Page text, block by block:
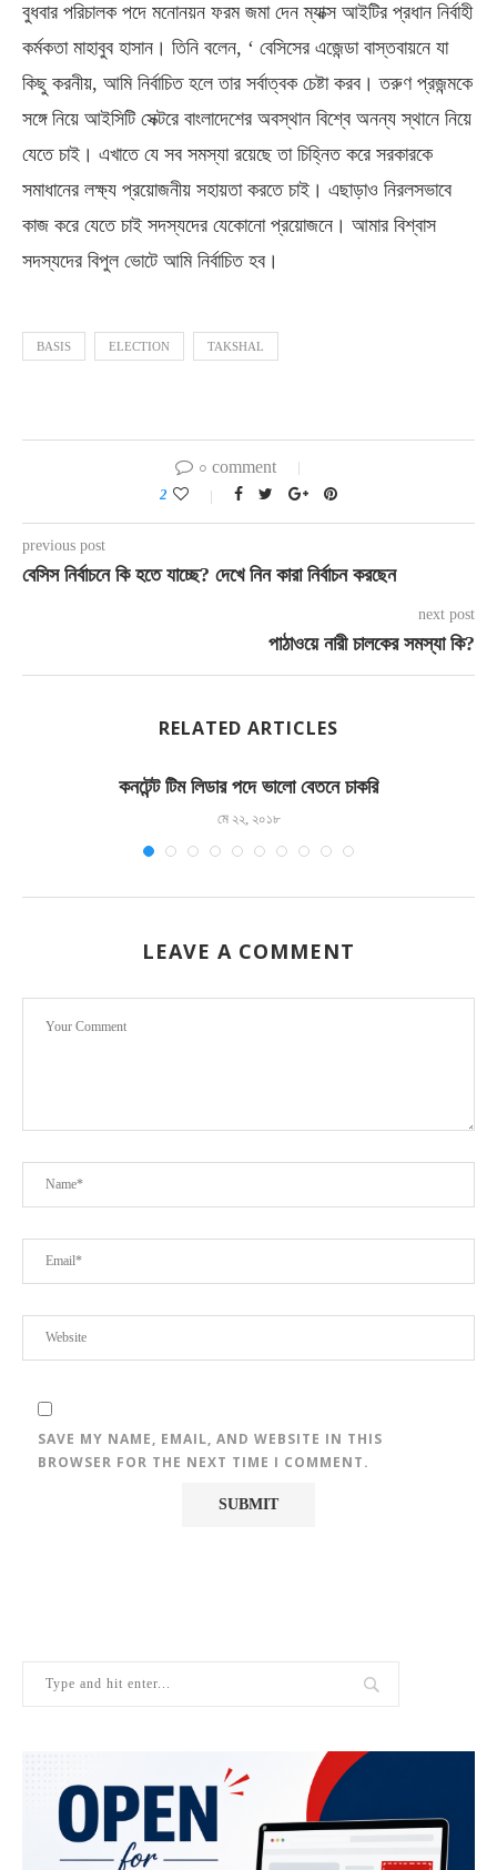
বুধবার পরিচালক পদে মনোনয়ন ফরম জমা দেন ম্যাক্স আইটির প্রধান নির্বাহী
কর্মকতা মাহাবুব হাসান। তিনি বলেন, ‘ বেসিসের এজেন্ডা বাস্তবায়নে যা
কিছু করনীয়, আমি নির্বাচিত হলে তার সর্বাত্বক চেষ্টা করব। তরুণ প্রজন্মকে
সঙ্গে নিয়ে আইসিটি সেক্টরে বাংলাদেশের অবস্থান বিশ্বে অনন্য স্থানে নিয়ে
যেতে চাই। এখাতে যে সব সমস্যা রয়েছে তা চিহ্নিত করে সরকারকে
সমাধানের লক্ষ্য প্রয়োজনীয় সহায়তা করতে চাই। এছাড়াও নিরলসভাবে
কাজ করে যেতে চাই সদস্যদের যেকোনো প্রয়োজনে। আমার বিশ্বাস
সদস্যদের বিপুল ভোটে আমি নির্বাচিত হব।
BASIS ELECTION TAKSHAL
০ comment
2
previous post
বেসিস নির্বাচনে কি হতে যাচ্ছে? দেখে নিন কারা নির্বাচন করছেন
next post
পাঠাওয়ে নারী চালকের সমস্যা কি?
RELATED ARTICLES
কনটেন্ট টিম লিডার পদে ভালো বেতনে চাকরি
মে ২২, ২০১৮
LEAVE A COMMENT
SAVE MY NAME, EMAIL, AND WEBSITE IN THIS
BROWSER FOR THE NEXT TIME I COMMENT.